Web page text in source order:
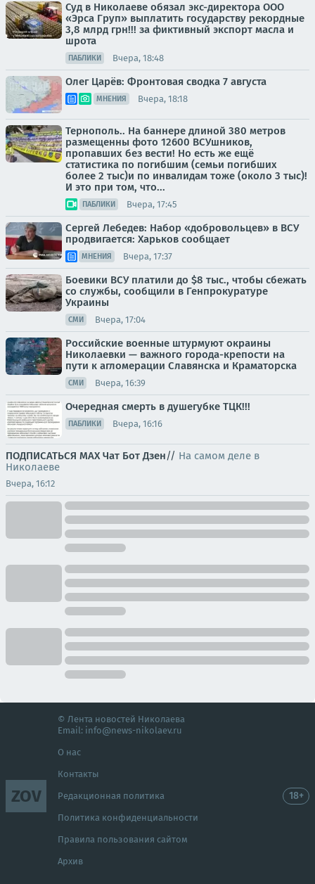
Суд в Николаеве обязал экс-директора ООО
«Эрса Груп» выплатить государству рекордные
3,8 млрд грн!!! за фиктивный экспорт масла и
шрота
ПАБЛИКИ Вчера, 18:48
Олег Царёв: Фронтовая сводка 7 августа
МНЕНИЯ Вчера, 18:18
Тернополь.. На баннере длиной 380 метров
размещенны фото 12600 ВСУшников,
пропавших без вести! Но есть же ещё
статистика по погибшим (семьи погибших
более 2 тыс)и по инвалидам тоже (около 3 тыс)!
И это при том, что...
ПАБЛИКИ Вчера, 17:45
Сергей Лебедев: Набор «добровольцев» в ВСУ
продвигается: Харьков сообщает
МНЕНИЯ Вчера, 17:37
Боевики ВСУ платили до $8 тыс., чтобы сбежать
со службы, сообщили в Генпрокуратуре
Украины
СМИ Вчера, 17:04
Российские военные штурмуют окраины
Николаевки — важного города-крепости на
пути к агломерации Славянска и Краматорска
СМИ Вчера, 16:39
Очередная смерть в душегубке ТЦК!!!
ПАБЛИКИ Вчера, 16:16
ПОДПИСАТЬСЯ МАХ Чат Бот Дзен// На самом деле в
Николаеве
Вчера, 16:12
ZOV
© Лента новостей Николаева
Email: info@news-nikolaev.ru
О нас
Контакты
Редакционная политика
Политика конфиденциальности
Правила пользования сайтом
Архив
18+